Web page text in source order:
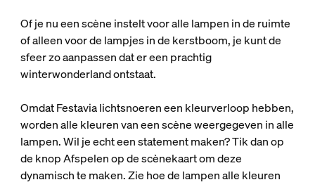
Of je nu een scène instelt voor alle lampen in de ruimte
of alleen voor de lampjes in de kerstboom, je kunt de
sfeer zo aanpassen dat er een prachtig
winterwonderland ontstaat.
Omdat Festavia lichtsnoeren een kleurverloop hebben,
worden alle kleuren van een scène weergegeven in alle
lampen. Wil je echt een statement maken? Tik dan op
de knop Afspelen op de scènekaart om deze
dynamisch te maken. Zie hoe de lampen alle kleuren